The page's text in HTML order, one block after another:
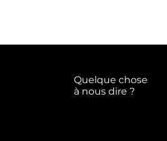
Quelque chose
à nous dire ?